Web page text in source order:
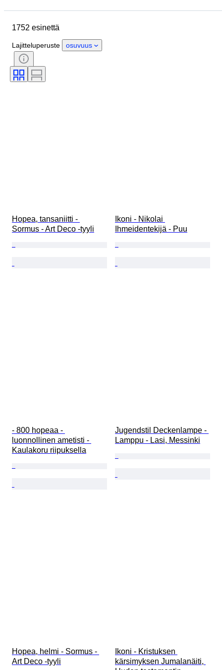
Esine
Sukupuoli
Ajanjakso
Sertifiointi
Tyylisuuntaus
Väri
1752 esinettä
Lajitteluperuste osuvuus
Hopea, tansaniitti -
Sormus - Art Deco -tyyli
Ikoni - Nikolai
Ihmeidentekijä - Puu
- 800 hopeaa -
luonnollinen ametisti -
Kaulakoru riipuksella
Jugendstil Deckenlampe -
Lamppu - Lasi, Messinki
Hopea, helmi - Sormus -
Art Deco -tyyli
Ikoni - Kristuksen
kärsimyksen Jumalanäiti,